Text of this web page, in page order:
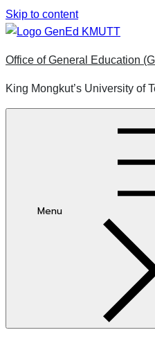
Skip to content
Office of General Education
King Mongkut’s University of
Menu